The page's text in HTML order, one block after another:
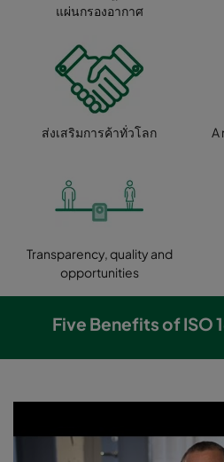
แผ่นกรองอากาศ
ส่งเสริมการค้าทั่วโลก A
Transparency, quality and
opportunities
Five Benefits of ISO